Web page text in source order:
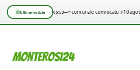
Ultime notizie 05:53—°
Consiglio comunale convocato il 10